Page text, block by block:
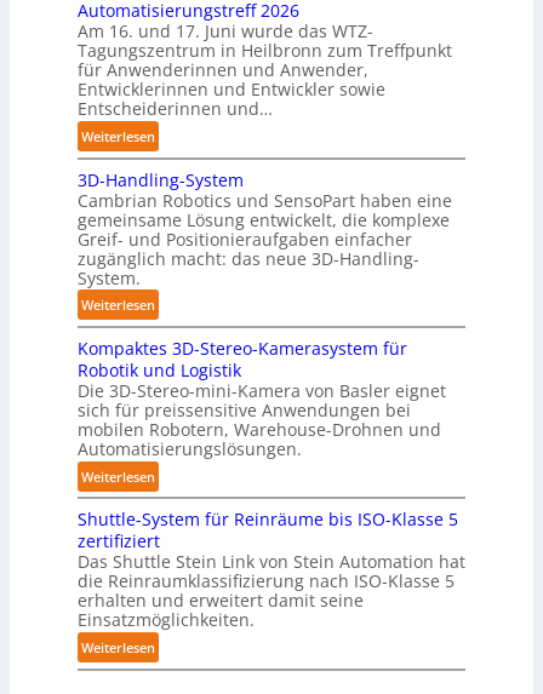
b
o
t
i
g
e
P
o
l
y
m
e
r
l
a
g
e
r
f
ü
r
T
a
u
h
r
o
b
o
t
e
Automatisierungstreff 2026
Am 16. und 17. Juni wurde das WTZ-
Tagungszentrum in Heilbronn zum Treffpunkt
für Anwenderinnen und Anwender,
Entwicklerinnen und Entwickler sowie
Entscheiderinnen und…
Weiterlesen:
A
u
t
o
m
t
i
s
i
e
r
u
n
g
s
t
r
e
f
f
0
3D-Handling-System
Cambrian Robotics und SensoPart haben eine
gemeinsame Lösung entwickelt, die komplexe
Greif- und Positionieraufgaben einfacher
zugänglich macht: das neue 3D-Handling-
System.
Weiterlesen:
3
D
-
H
a
n
d
l
n
g
-
S
y
s
t
Kompaktes 3D-Stereo-Kamerasystem für
Robotik und Logistik
Die 3D-Stereo-mini-Kamera von Basler eignet
sich für preissensitive Anwendungen bei
mobilen Robotern, Warehouse-Drohnen und
Automatisierungslösungen.
Weiterlesen:
K
o
m
p
a
k
t
e
Shuttle-System für Reinräume bis ISO-Klasse 5
zertifiziert
Das Shuttle Stein Link von Stein Automation hat
die Reinraumklassifizierung nach ISO-Klasse 5
erhalten und erweitert damit seine
Einsatzmöglichkeiten.
Weiterlesen:
S